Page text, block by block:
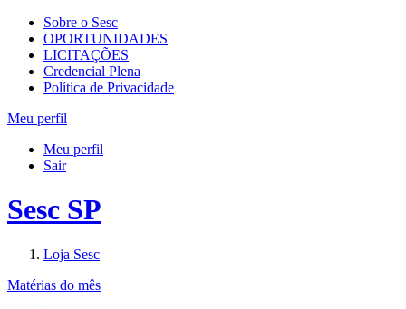
Sobre o Sesc
OPORTUNIDADES
LICITAÇÕES
Credencial Plena
Política de Privacidade
Meu perfil
Meu perfil
Sair
Sesc SP
Loja Sesc
Matérias do mês